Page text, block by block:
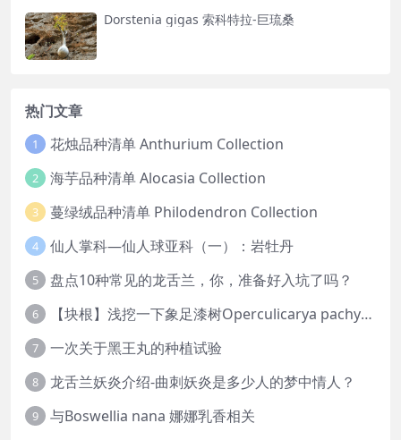
Dorstenia gigas 索科特拉-巨琉桑
热门文章
1 花烛品种清单 Anthurium Collection
2 海芋品种清单 Alocasia Collection
3 蔓绿绒品种清单 Philodendron Collection
4 仙人掌科—仙人球亚科（一）：岩牡丹
5 盘点10种常见的龙舌兰，你，准备好入坑了吗？
6 【块根】浅挖一下象足漆树Operculicarya pachypus
7 一次关于黑王丸的种植试验
8 龙舌兰妖炎介绍-曲刺妖炎是多少人的梦中情人？
9 与Boswellia nana 娜娜乳香相关